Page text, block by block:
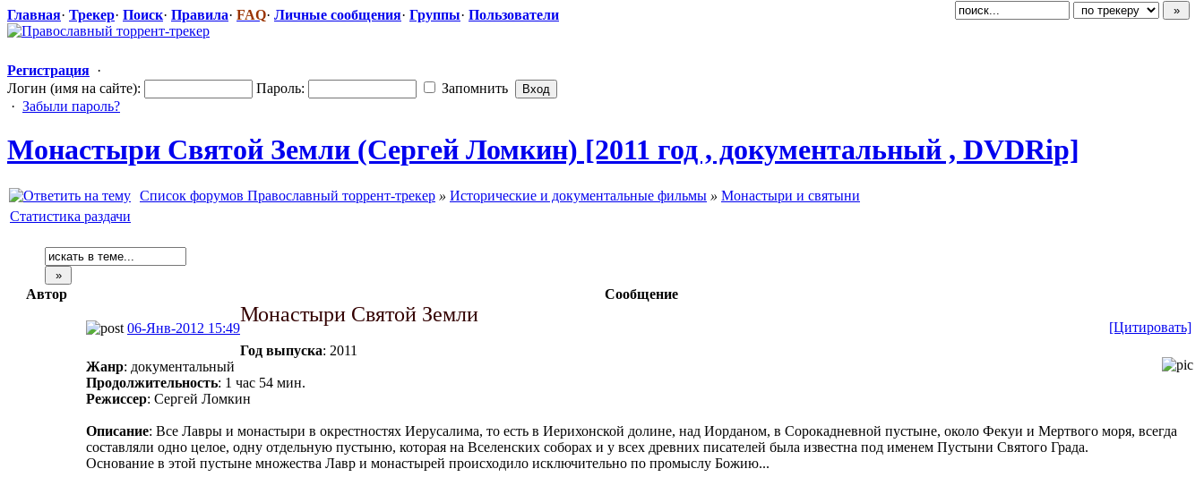
Главная· Трекер· Поиск· Правила· FAQ· Личные сообщения· Группы· Пользователи
Регистрация ·
Логин (имя на сайте):
Пароль:
Запомнить
· Забыли пароль?
Монастыри Святой Земли (Сергей Ломкин) [2011 год , документальн​ый , DVDRip]
Список форумов Православный торрент-трекер » Исторические и документальные фильмы » Монастыри и святыни
Статистика раздачи
Автор Сообщение
06-Янв-2012 15:49 [Цитировать]
Монастыри Святой Земли
Год выпуска: 2011
Жанр: документальный
Продолжительность: 1 час 54 мин.
Режиссер: Сергей Ломкин
Описание: Все Лавры и монастыри в окрестностях Иерусалима, то есть в Иерихонской долине, над Иорданом, в Сорокадневной пустыне, около Фекуи и Мертвого моря, всегда
составляли одно целое, одну отдельную пустыню, которая на Вселенских соборах и у всех древних писателей была известна под именем Пустыни Святого Града.
Основание в этой пустыне множества Лавр и монастырей происходило исключительно по промыслу Божию...